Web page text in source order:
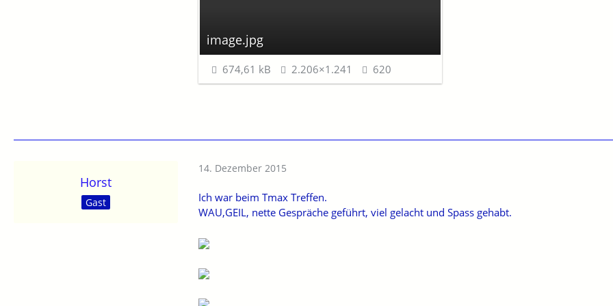
image.jpg
674,61 kB 2.206×1.241 620
Horst
Gast
14. Dezember 2015
Ich war beim Tmax Treffen.
WAU,GEIL, nette Gespräche geführt, viel gelacht und Spass gehabt.